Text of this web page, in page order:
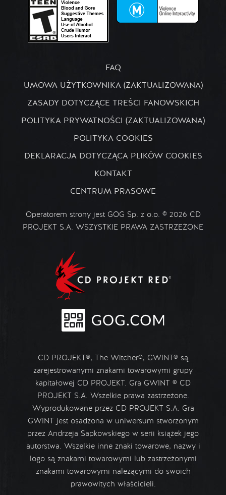
FAQ
UMOWA UŻYTKOWNIKA (ZAKTUALIZOWANA)
ZASADY DOTYCZĄCE TREŚCI FANOWSKICH
POLITYKA PRYWATNOŚCI (ZAKTUALIZOWANA)
POLITYKA COOKIES
DEKLARACJA DOTYCZĄCA PLIKÓW COOKIES
KONTAKT
CENTRUM PRASOWE
Operatorem strony jest GOG Sp. z o.o. © 2026 CD
PROJEKT S.A. WSZYSTKIE PRAWA ZASTRZEŻONE
CD PROJEKT®, The Witcher®, GWINT® są
zarejestrowanymi znakami towarowymi grupy
kapitałowej CD PROJEKT. Gra GWINT © CD
PROJEKT S.A. Wszelkie prawa zastrzeżone.
Wyprodukowane przez CD PROJEKT S.A. Gra
GWINT jest osadzona w uniwersum stworzonym
przez Andrzeja Sapkowskiego w serii książek jego
autorstwa. Wszelkie inne znaki towarowe, nazwy i
logo są znakami towarowymi lub zastrzeżonymi
znakami towarowymi należącymi do swoich
prawowitych właścicieli.